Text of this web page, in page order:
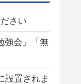
さい
強会」「無
設置されま